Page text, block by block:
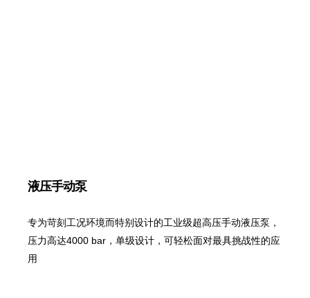
液压手动泵
专为苛刻工况环境而特别设计的工业级超高压手动液压泵，
压力高达4000 bar，单级设计，可轻松面对最具挑战性的应
用